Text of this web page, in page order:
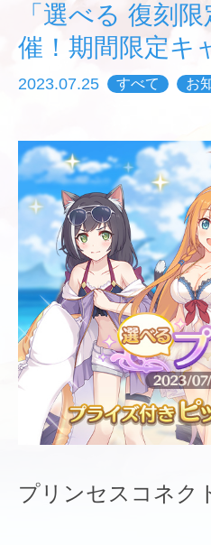
「選べる 復刻
催！期間限定キ
2023.07.25 すべて お
プリンセスコネク